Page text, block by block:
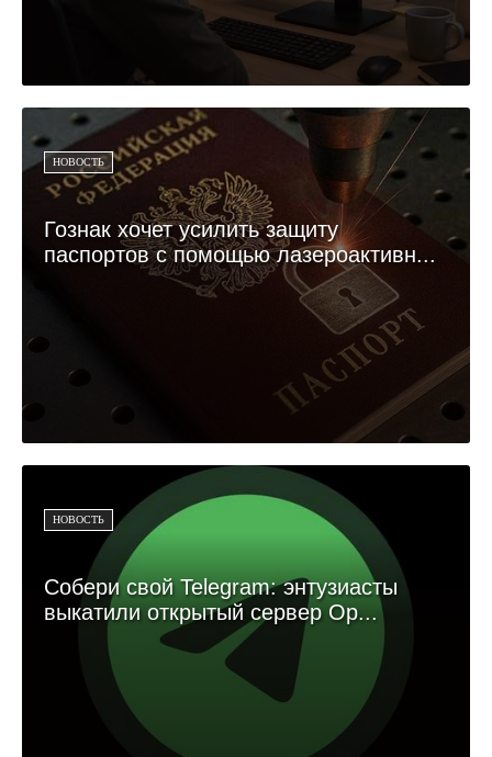
НОВОСТЬ
Гознак хочет усилить защиту
паспортов с помощью лазероактивн...
НОВОСТЬ
Собери свой Telegram: энтузиасты
выкатили открытый сервер Op...